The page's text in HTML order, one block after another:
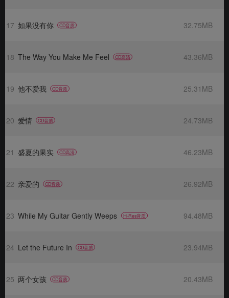
17 如果没有你 CD音质 32.75MB
18 The Way You Make Me Feel CD高清 43.36MB
19 他不爱我 CD音质 25.31MB
20 爱情 CD音质 24.73MB
21 盛夏的果实 CD高清 46.23MB
22 亲爱的 CD音质 26.92MB
23 While My Guitar Gently Weeps Hi-Res音质 94.48MB
24 Let the Future In CD音质 23.94MB
25 两个女孩 CD音质 20.43MB